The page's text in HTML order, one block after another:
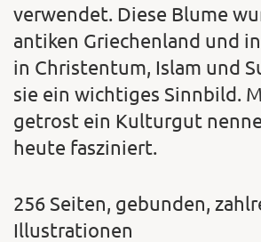
verwendet. Diese Blume
antiken Griechenland und
in Christentum, Islam und
sie ein wichtiges Sinnbild.
getrost ein Kulturgut
heute fasziniert.
256 Seiten, gebunden,
Illustrationen